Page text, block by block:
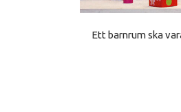
Ett barnrum ska